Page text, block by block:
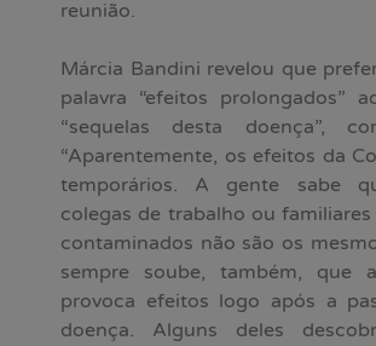
reunião.
Márcia Bandini revelou que
palavra “efeitos prolongados”
“sequelas desta doença”,
“Aparentemente, os efeitos da
temporários. A gente sabe
colegas de trabalho ou
contaminados não são os
sempre soube, também, que
provoca efeitos logo após a
doença. Alguns deles